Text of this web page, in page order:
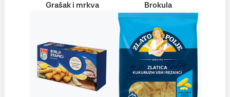
Grašak i mrkva Brokula